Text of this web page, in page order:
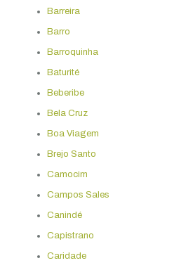
Barreira
Barro
Barroquinha
Baturité
Beberibe
Bela Cruz
Boa Viagem
Brejo Santo
Camocim
Campos Sales
Canindé
Capistrano
Caridade